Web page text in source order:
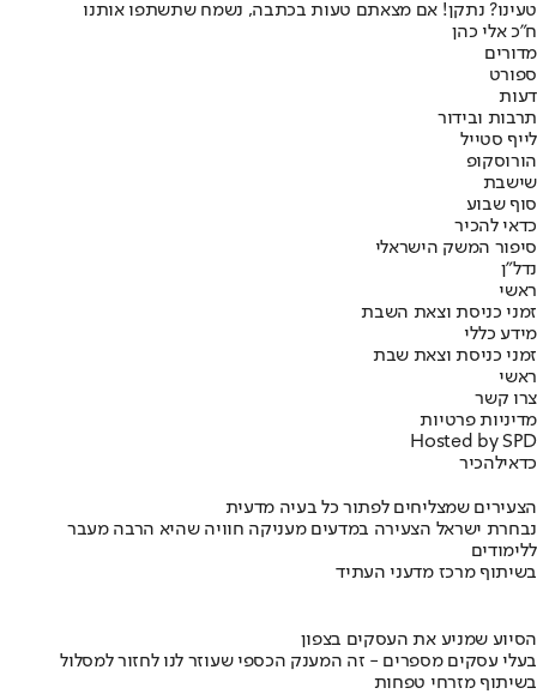
טעינו? נתקן! אם מצאתם טעות בכתבה, נשמח שתשתפו אותנו
ח"כ אלי כהן
מדורים
ספורט
דעות
תרבות ובידור
לייף סטייל
הורוסקופ
שישבת
סוף שבוע
כדאי להכיר
סיפור המשק הישראלי
נדל"ן
ראשי
זמני כניסת וצאת השבת
מידע כללי
זמני כניסת וצאת שבת
ראשי
צרו קשר
מדיניות פרטיות
Hosted by SPD
כדאילהכיר
הצעירים שמצליחים לפתור כל בעיה מדעית
נבחרת ישראל הצעירה במדעים מעניקה חוויה שהיא הרבה מעבר
ללימודים
בשיתוף מרכז מדעני העתיד
הסיוע שמניע את העסקים בצפון
בעלי עסקים מספרים - זה המענק הכספי שעוזר לנו לחזור למסלול
בשיתוף מזרחי טפחות